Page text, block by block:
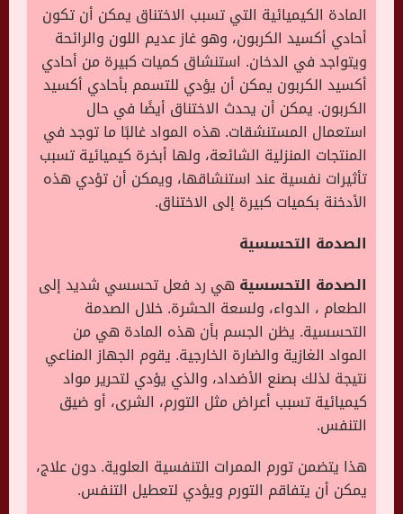
المادة الكيميائية التي تسبب الاختناق يمكن أن تكون
أحادي أكسيد الكربون، وهو غاز عديم اللون والرائحة
ويتواجد في الدخان. استنشاق كميات كبيرة من أحادي
أكسيد الكربون يمكن أن يؤدي للتسمم بأحادي أكسيد
الكربون. يمكن أن يحدث الاختناق أيضًا في حال
استعمال المستنشقات. هذه المواد غالبًا ما توجد في
المنتجات المنزلية الشائعة، ولها أبخرة كيميائية تسبب
تأثيرات نفسية عند استنشاقها، ويمكن أن تؤدي هذه
الأدخنة بكميات كبيرة إلى الاختناق.
الصدمة التحسسية
الصدمة التحسسية هي رد فعل تحسسي شديد إلى
الطعام ، الدواء، ولسعة الحشرة. خلال الصدمة
التحسسية. يظن الجسم بأن هذه المادة هي من
المواد الغازية والضارة الخارجية. يقوم الجهاز المناعي
نتيجة لذلك بصنع الأضداد، والذي يؤدي لتحرير مواد
كيميائية تسبب أعراض مثل التورم، الشرى، أو ضيق
التنفس.
هذا يتضمن تورم الممرات التنفسية العلوية. دون علاج،
يمكن أن يتفاقم التورم ويؤدي لتعطيل التنفس.